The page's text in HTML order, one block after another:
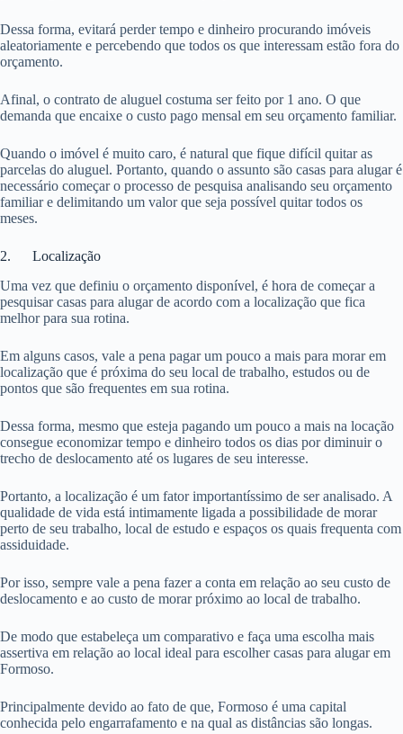
Dessa forma, evitará perder tempo e dinheiro procurando imóveis
aleatoriamente e percebendo que todos os que interessam estão fora do
orçamento.
Afinal, o contrato de aluguel costuma ser feito por 1 ano. O que
demanda que encaixe o custo pago mensal em seu orçamento familiar.
Quando o imóvel é muito caro, é natural que fique difícil quitar as
parcelas do aluguel. Portanto, quando o assunto são casas para alugar é
necessário começar o processo de pesquisa analisando seu orçamento
familiar e delimitando um valor que seja possível quitar todos os
meses.
2. Localização
Uma vez que definiu o orçamento disponível, é hora de começar a
pesquisar casas para alugar de acordo com a localização que fica
melhor para sua rotina.
Em alguns casos, vale a pena pagar um pouco a mais para morar em
localização que é próxima do seu local de trabalho, estudos ou de
pontos que são frequentes em sua rotina.
Dessa forma, mesmo que esteja pagando um pouco a mais na locação
consegue economizar tempo e dinheiro todos os dias por diminuir o
trecho de deslocamento até os lugares de seu interesse.
Portanto, a localização é um fator importantíssimo de ser analisado. A
qualidade de vida está intimamente ligada a possibilidade de morar
perto de seu trabalho, local de estudo e espaços os quais frequenta com
assiduidade.
Por isso, sempre vale a pena fazer a conta em relação ao seu custo de
deslocamento e ao custo de morar próximo ao local de trabalho.
De modo que estabeleça um comparativo e faça uma escolha mais
assertiva em relação ao local ideal para escolher casas para alugar em
Formoso.
Principalmente devido ao fato de que, Formoso é uma capital
conhecida pelo engarrafamento e na qual as distâncias são longas.